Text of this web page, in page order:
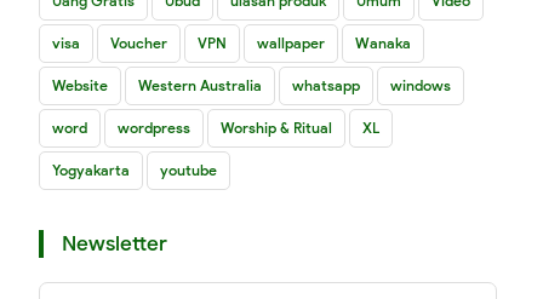
visa Voucher VPN wallpaper Wanaka
Website Western Australia whatsapp windows
word wordpress Worship & Ritual XL
Yogyakarta youtube
Newsletter